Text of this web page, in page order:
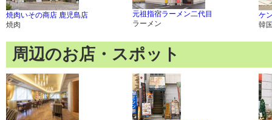
焼肉いその商店 鹿児島店
焼肉
元祖指宿ラーメン二代目
ラーメン
ケ
韓
周辺のお店・スポット